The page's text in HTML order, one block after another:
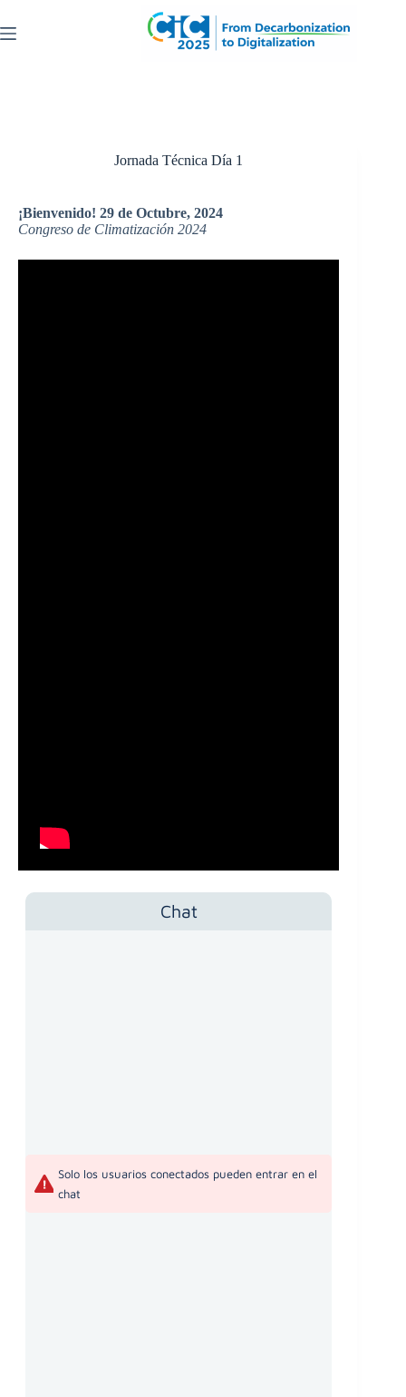
contenido
Jornada Técnica Día 1
¡Bienvenido! 29 de Octubre, 2024
Congreso de Climatización 2024
Chat
Solo los usuarios conectados pueden entrar en el
chat